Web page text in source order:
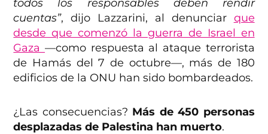
todos los responsables deben rendir
cuentas”, dijo Lazzarini, al denunciar que
desde que comenzó la guerra de Israel en
Gaza—como respuesta al ataque terrorista
de Hamás del 7 de octubre—, más de 180
edificios de la ONU han sido bombardeados.
¿Las consecuencias? Más de 450 personas
desplazadas de Palestina han muerto.